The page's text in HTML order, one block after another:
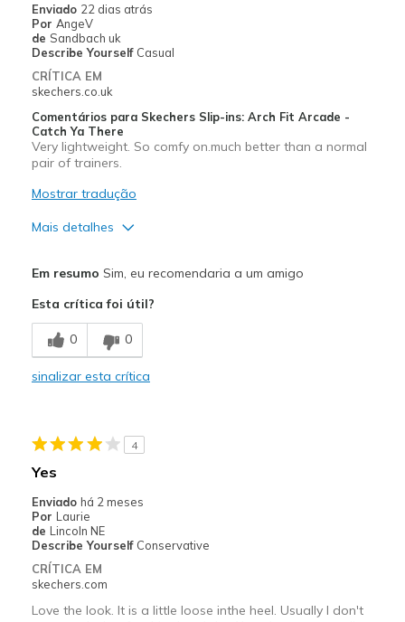
Casual Wear
Width
Sizing
View On Shoes
Shoes are for Wearing
Enviado 22 dias atrás
Por AngeV
de Sandbach uk
Describe Yourself Casual
CRÍTICA EM
skechers.co.uk
Comentários para Skechers Slip-ins: Arch Fit Arcade -
Catch Ya There
Very lightweight. So comfy on.much better than a normal
pair of trainers.
Mostrar tradução
Mais detalhes
Breathe Well
Comfortable
Going Out
Travel
Em resumo Sim, eu recomendaria a um amigo
Esta crítica foi útil?
0 0
sinalizar esta crítica
4
Yes
Enviado há 2 meses
Por Laurie
de Lincoln NE
Describe Yourself Conservative
CRÍTICA EM
skechers.com
Love the look. It is a little loose inthe heel. Usually I don't